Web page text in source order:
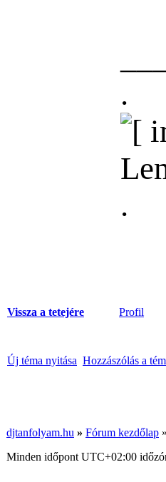
.
.
Vissza a tetejére Profil
Új téma nyitása Hozzászólás a
djtanfolyam.hu » Fórum kezdőlap »
Minden időpont UTC+02:00